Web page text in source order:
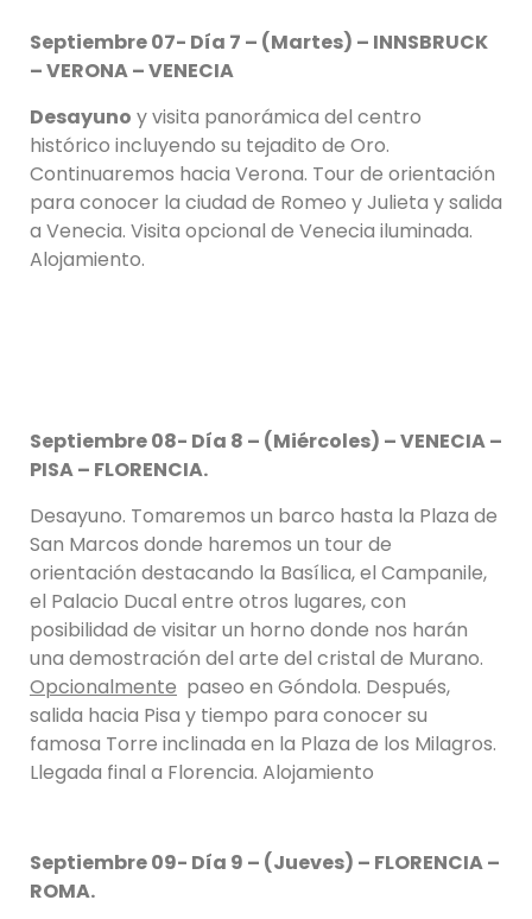
Septiembre 07- Día 7 – (Martes) – INNSBRUCK
– VERONA – VENECIA
Desayuno y visita panorámica del centro
histórico incluyendo su tejadito de Oro.
Continuaremos hacia Verona. Tour de orientación
para conocer la ciudad de Romeo y Julieta y salida
a Venecia. Visita opcional de Venecia iluminada.
Alojamiento.
Septiembre 08- Día 8 – (Miércoles) – VENECIA –
PISA – FLORENCIA.
Desayuno. Tomaremos un barco hasta la Plaza de
San Marcos donde haremos un tour de
orientación destacando la Basílica, el Campanile,
el Palacio Ducal entre otros lugares, con
posibilidad de visitar un horno donde nos harán
una demostración del arte del cristal de Murano.
Opcionalmente paseo en Góndola. Después,
salida hacia Pisa y tiempo para conocer su
famosa Torre inclinada en la Plaza de los Milagros.
Llegada final a Florencia. Alojamiento
Septiembre 09- Día 9 – (Jueves) – FLORENCIA –
ROMA.